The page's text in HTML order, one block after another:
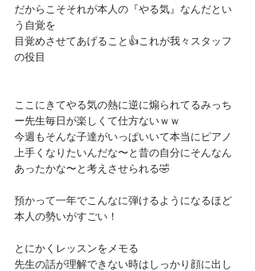
だからこそそれが本人の『やる気』なんだとい
う自覚を
目覚めさせてあげること👍これが我々スタッフ
の役目
ここにきてやる気の熱に逆に煽られてるみっち
ー先生毎日が楽しくて仕方ないｗｗ
今週もそんな子達がいっぱいいて本当にピアノ
上手くなりたいんだな〜と昔の自分にそんなん
あったかな〜と考えさせられる🤣
預かって一年でこんなに弾けるようになるほど
本人の勢いがすごい！
とにかくレッスンをメモる
先生の話が理解できない時はしっかり顔に出し